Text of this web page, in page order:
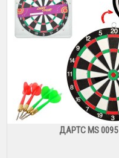
ДАРТС МS 0095